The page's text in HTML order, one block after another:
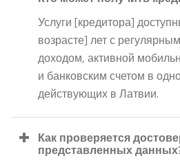
Услуги [кредитора]
возрасте] лет с
доходом, активной
и банковским счетом в
действующих в Латвии.
Как проверяется
представленных